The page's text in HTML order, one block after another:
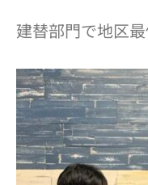
建替部門で地区